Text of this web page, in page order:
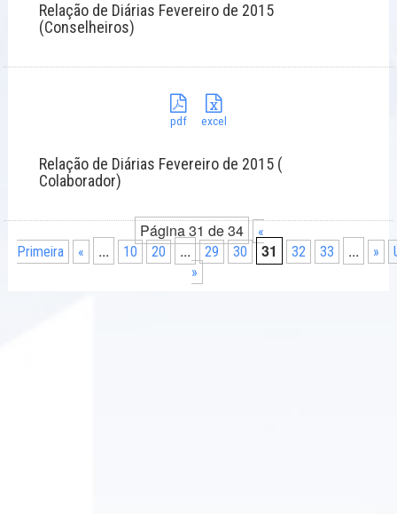
Relação de Diárias Fevereiro de 2015
(Conselheiros)
pdf excel
Relação de Diárias Fevereiro de 2015 (
Colaborador)
Página 31 de 34
«
Primeira
« ... 10 20 ... 29 30 31 32 33 ... »
»